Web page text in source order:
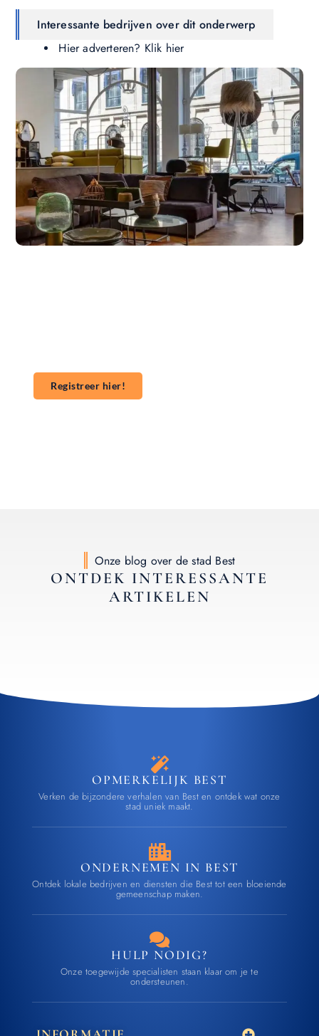
Interessante bedrijven over dit onderwerp
Hier adverteren? Klik hier
Registreer hier!
Onze blog over de stad Best
ONTDEK INTERESSANTE
ARTIKELEN
OPMERKELIJK BEST
Verken de bijzondere verhalen van Best en ontdek wat onze
stad uniek maakt.
ONDERNEMEN IN BEST
Ontdek lokale bedrijven en diensten die Best tot een bloeiende
gemeenschap maken.
HULP NODIG?
Onze toegewijde specialisten staan klaar om je te
ondersteunen.